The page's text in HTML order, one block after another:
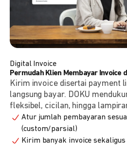
Digital Invoice
Permudah Klien Membayar Invoice
Kirim invoice disertai payment
langsung bayar. DOKU
fleksibel, cicilan, hingga
Atur jumlah pembayaran
(custom/parsial)
Kirim banyak invoice